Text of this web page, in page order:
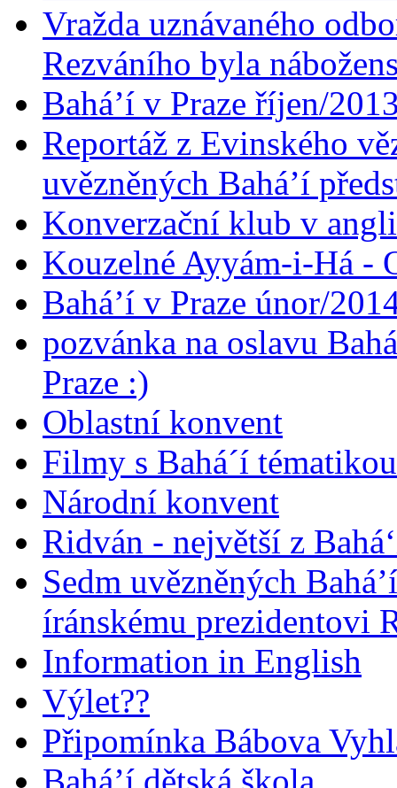
Vražda uznávaného
Rezváního byla
Bahá’í v Praze říjen/
Reportáž z Evinského
uvězněných Bahá’í
Konverzační klub v
Kouzelné Ayyám-i-Há -
Bahá’í v Praze únor/
pozvánka na oslavu
Praze :)
Oblastní konvent
Filmy s Bahá´í
Národní konvent
Ridván - největší z
Sedm uvězněných
íránskému prezidentovi
Information in English
Výlet??
Připomínka Bábova